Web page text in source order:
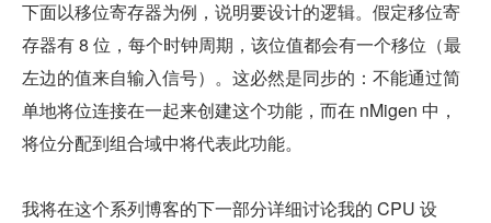
下面以移位寄存器为例，说明要设计的逻辑。假定移位寄
存器有 8 位，每个时钟周期，该位值都会有一个移位（最
左边的值来自输入信号）。这必然是同步的：不能通过简
单地将位连接在一起来创建这个功能，而在 nMigen 中，
将位分配到组合域中将代表此功能。
我将在这个系列博客的下一部分详细讨论我的 CPU 设